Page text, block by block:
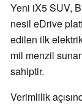
Yeni iX5 SUV,
nesil eDrive
edilen ilk
mil menzil
sahiptir.
Verimlilik